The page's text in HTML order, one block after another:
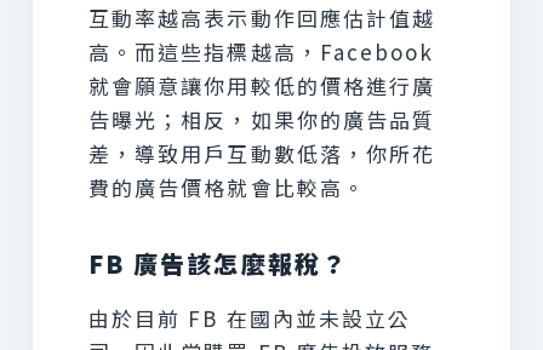
互動率越高表示動作回應估計值越
高。而這些指標越高，Facebook
就會願意讓你用較低的價格進行廣
告曝光；相反，如果你的廣告品質
差，導致用戶互動數低落，你所花
費的廣告價格就會比較高。
FB 廣告該怎麼報稅？
由於目前 FB 在國內並未設立公